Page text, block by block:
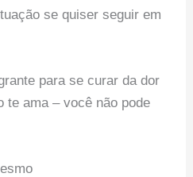
se quiser seguir em
para se curar da dor
te ama – você não pode